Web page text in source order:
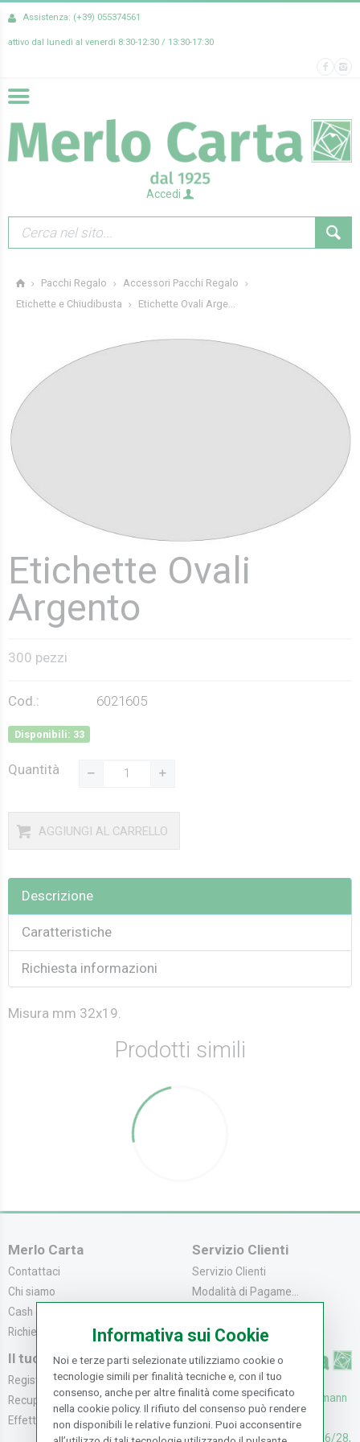
Assistenza: (+39) 055374561
attivo dal lunedì al venerdì 8:30-12:30 / 13:30-17:30
Accedi
Pacchi Regalo
Accessori Pacchi Regalo
Etichette e Chiudibusta
Etichette Ovali Arge...
Etichette Ovali
Argento
300 pezzi
Cod.: 6021605
Disponibili: 33
Quantità
AGGIUNGI AL CARRELLO
Descrizione
Caratteristiche
Richiesta informazioni
Misura mm 32x19.
Prodotti simili
Merlo Carta
Contattaci
Chi siamo
Cash & Carry
Richiedi catalogo
Servizio Clienti
Servizio Clienti
Modalità di Pagame...
Resi e Recessi
Il tuo Account
Registrati
Recupera la Passwo...
Effettua un Reso
UFFICI: V. Senna 44/46, Osmann
oro Sesto F.no (FI)
CASH & CARRY: V. Senna 26/28,
Informativa sui Cookie
Noi e terze parti selezionate utilizziamo cookie o
tecnologie simili per finalità tecniche e, con il tuo
consenso, anche per altre finalità come specificato
nella cookie policy. Il rifiuto del consenso può rendere
non disponibili le relative funzioni. Puoi acconsentire